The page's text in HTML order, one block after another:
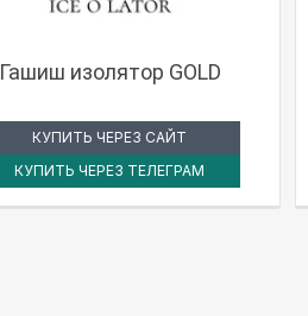
Гашиш изолятор GOLD
КУПИТЬ ЧЕРЕЗ САЙТ
КУПИТЬ ЧЕРЕЗ ТЕЛЕГРАМ